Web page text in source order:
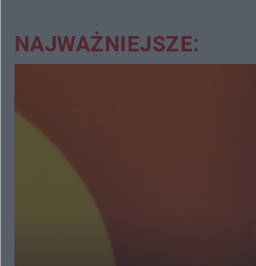
NAJWAŻNIEJSZE: